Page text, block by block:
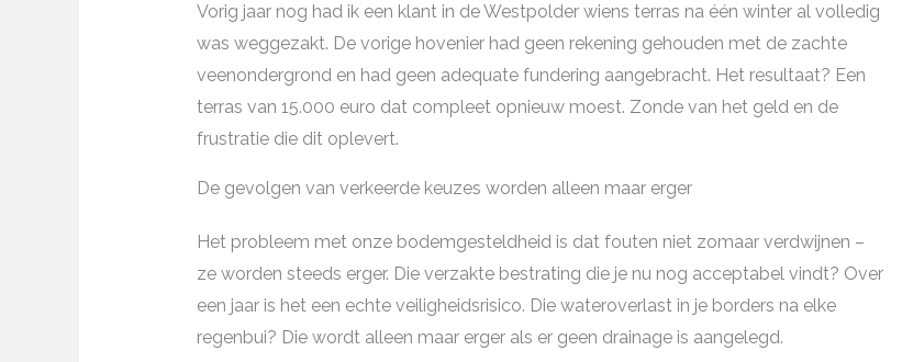
Vorig jaar nog had ik een klant in de Westpolder wiens terras na één winter al volledig
was weggezakt. De vorige hovenier had geen rekening gehouden met de zachte
veenondergrond en had geen adequate fundering aangebracht. Het resultaat? Een
terras van 15.000 euro dat compleet opnieuw moest. Zonde van het geld en de
frustratie die dit oplevert.
De gevolgen van verkeerde keuzes worden alleen maar erger
Het probleem met onze bodemgesteldheid is dat fouten niet zomaar verdwijnen –
ze worden steeds erger. Die verzakte bestrating die je nu nog acceptabel vindt? Over
een jaar is het een echte veiligheidsrisico. Die wateroverlast in je borders na elke
regenbui? Die wordt alleen maar erger als er geen drainage is aangelegd.